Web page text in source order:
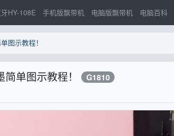
HY-108E 手机版飘带机 电脑版飘带机 电脑百科
图示教程！
简单图示教程！ G1810